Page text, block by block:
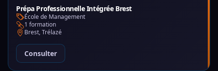
Prépa Professionnelle Intégrée Brest
École de Management
1 formation
Brest, Trélazé
Consulter